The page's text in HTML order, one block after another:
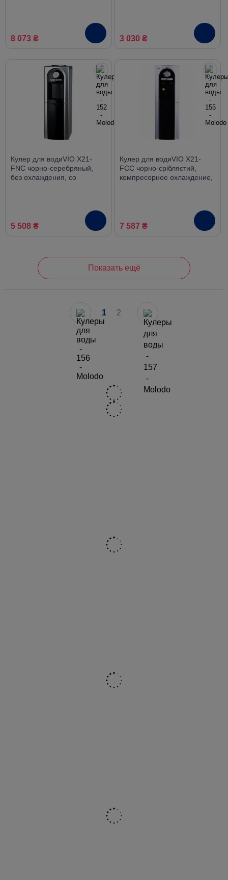
8 073 ₴ 3 030 ₴
Кулер для водиVIO Х21-
FNC чорно-серебряный,
без охлаждения, со
5 508 ₴
Кулер для водиVIO Х21-
FCC чорно-сріблястий,
компресорное охлаждение,
7 587 ₴
Показать ещё
1 2